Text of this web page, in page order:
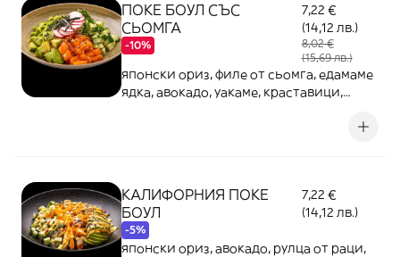
ПОКЕ БОУЛ СЪС
СЬОМГА
-10%
7,22 €
(14,12 лв.)
8,02 €
(15,69 лв.)
японски ориз, филе от сьомга, едамаме
ядка, авокадо, уакаме, краставици,
КАЛИФОРНИЯ ПОКЕ
БОУЛ
-5%
7,22 €
(14,12 лв.)
японски ориз, авокадо, рулца от раци,